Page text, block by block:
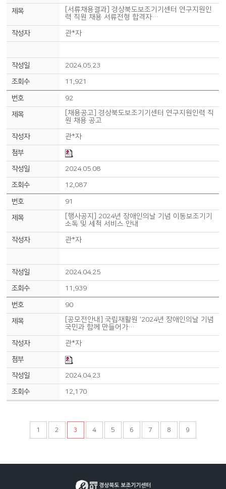
[서류채용결과] 경상북도보조기기센터 연구지원인
력 직원 채용 서류전형 합격자…
관*자
2024.05.23
11,921
92
[채용공고] 경상북도보조기기센터 연구지원인력 직
원 채용 공고
관*자
2024.05.08
12,087
91
[행사공지] 2024년 장애인의날 기념 이동보조기기
소독 및 세척 서비스 안내
관*자
2024.04.25
11,939
90
[공모전안내] 국립재활원 '2024년 장애인의날 기념
국민과 함께 만들어가…
관*자
2024.04.23
12,170
1 2 3 4 5 6 7 8 9